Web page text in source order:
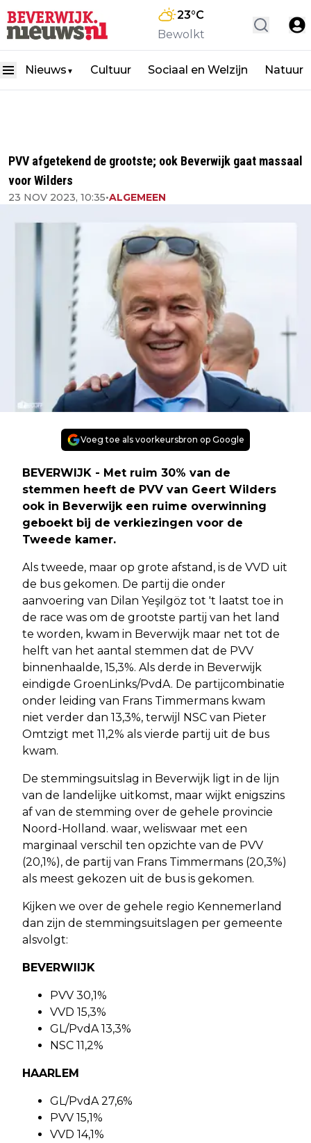
23°C
Bewolkt
Nieuws ▼ Cultuur Sociaal en Welzijn Natuur
PVV afgetekend de grootste; ook Beverwijk gaat massaal
voor Wilders
23 NOV 2023, 10:35•ALGEMEEN
Voeg toe als voorkeursbron op Google
BEVERWIJK - Met ruim 30% van de
stemmen heeft de PVV van Geert Wilders
ook in Beverwijk een ruime overwinning
geboekt bij de verkiezingen voor de
Tweede kamer.
Als tweede, maar op grote afstand, is de VVD uit
de bus gekomen. De partij die onder
aanvoering van Dilan Yeşilgöz tot 't laatst toe in
de race was om de grootste partij van het land
te worden, kwam in Beverwijk maar net tot de
helft van het aantal stemmen dat de PVV
binnenhaalde, 15,3%. Als derde in Beverwijk
eindigde GroenLinks/PvdA. De partijcombinatie
onder leiding van Frans Timmermans kwam
niet verder dan 13,3%, terwijl NSC van Pieter
Omtzigt met 11,2% als vierde partij uit de bus
kwam.
De stemmingsuitslag in Beverwijk ligt in de lijn
van de landelijke uitkomst, maar wijkt enigszins
af van de stemming over de gehele provincie
Noord-Holland. waar, weliswaar met een
marginaal verschil ten opzichte van de PVV
(20,1%), de partij van Frans Timmermans (20,3%)
als meest gekozen uit de bus is gekomen.
Kijken we over de gehele regio Kennemerland
dan zijn de stemmingsuitslagen per gemeente
alsvolgt:
BEVERWIIJK
PVV 30,1%
VVD 15,3%
GL/PvdA 13,3%
NSC 11,2%
HAARLEM
GL/PvdA 27,6%
PVV 15,1%
VVD 14,1%